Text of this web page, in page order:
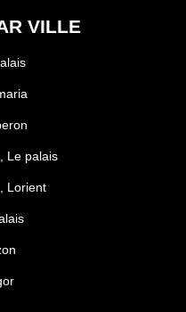
VILLE
Le palais
Lorient